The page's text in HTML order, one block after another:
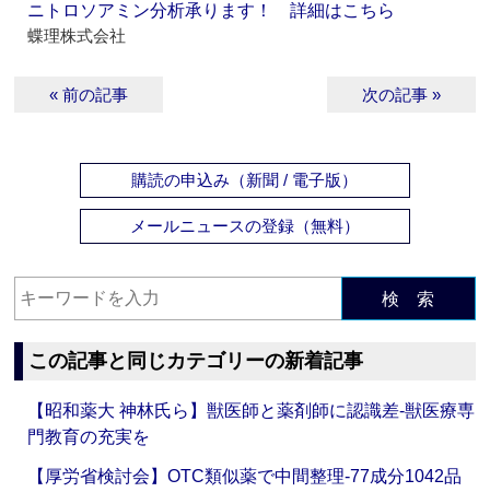
ニトロソアミン分析承ります！ 詳細はこちら
蝶理株式会社
« 前の記事 次の記事 »
購読の申込み（新聞 / 電子版）
メールニュースの登録（無料）
検 索
この記事と同じカテゴリーの新着記事
【昭和薬大 神林氏ら】獣医師と薬剤師に認識差‐獣医療専
門教育の充実を
【厚労省検討会】OTC類似薬で中間整理‐77成分1042品